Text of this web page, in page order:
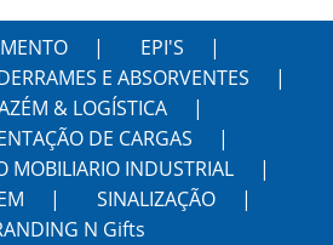
EPI'S
E ABSORVENTES
& LOGÍSTICA
DE CARGAS
MOBILIARIO INDUSTRIAL
SINALIZAÇÃO
N Gifts